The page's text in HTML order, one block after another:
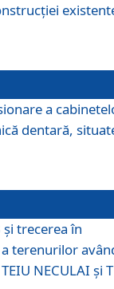
a
dentară,
trecerea în
terenurilor
NECULAI şi